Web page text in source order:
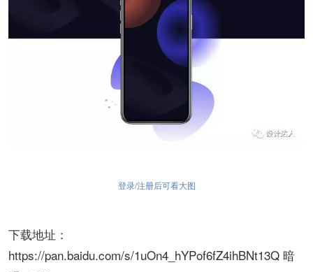
登录/注册后可看大图
下载地址：
https://pan.baidu.com/s/1uOn4_hYPof6fZ4ihBNt13Q 暗